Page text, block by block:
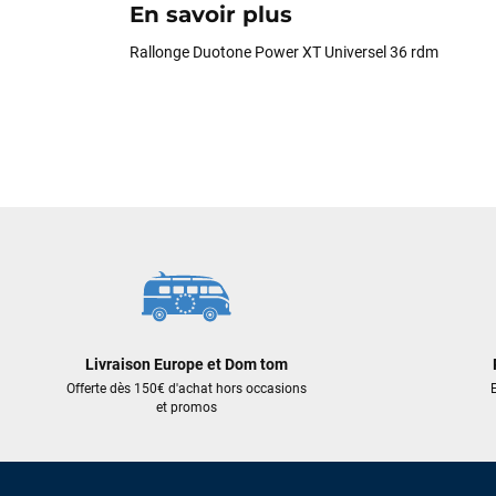
En savoir plus
Rallonge Duotone Power XT Universel 36 rdm
Livraison Europe et Dom tom
Offerte dès 150€ d'achat hors occasions
et promos